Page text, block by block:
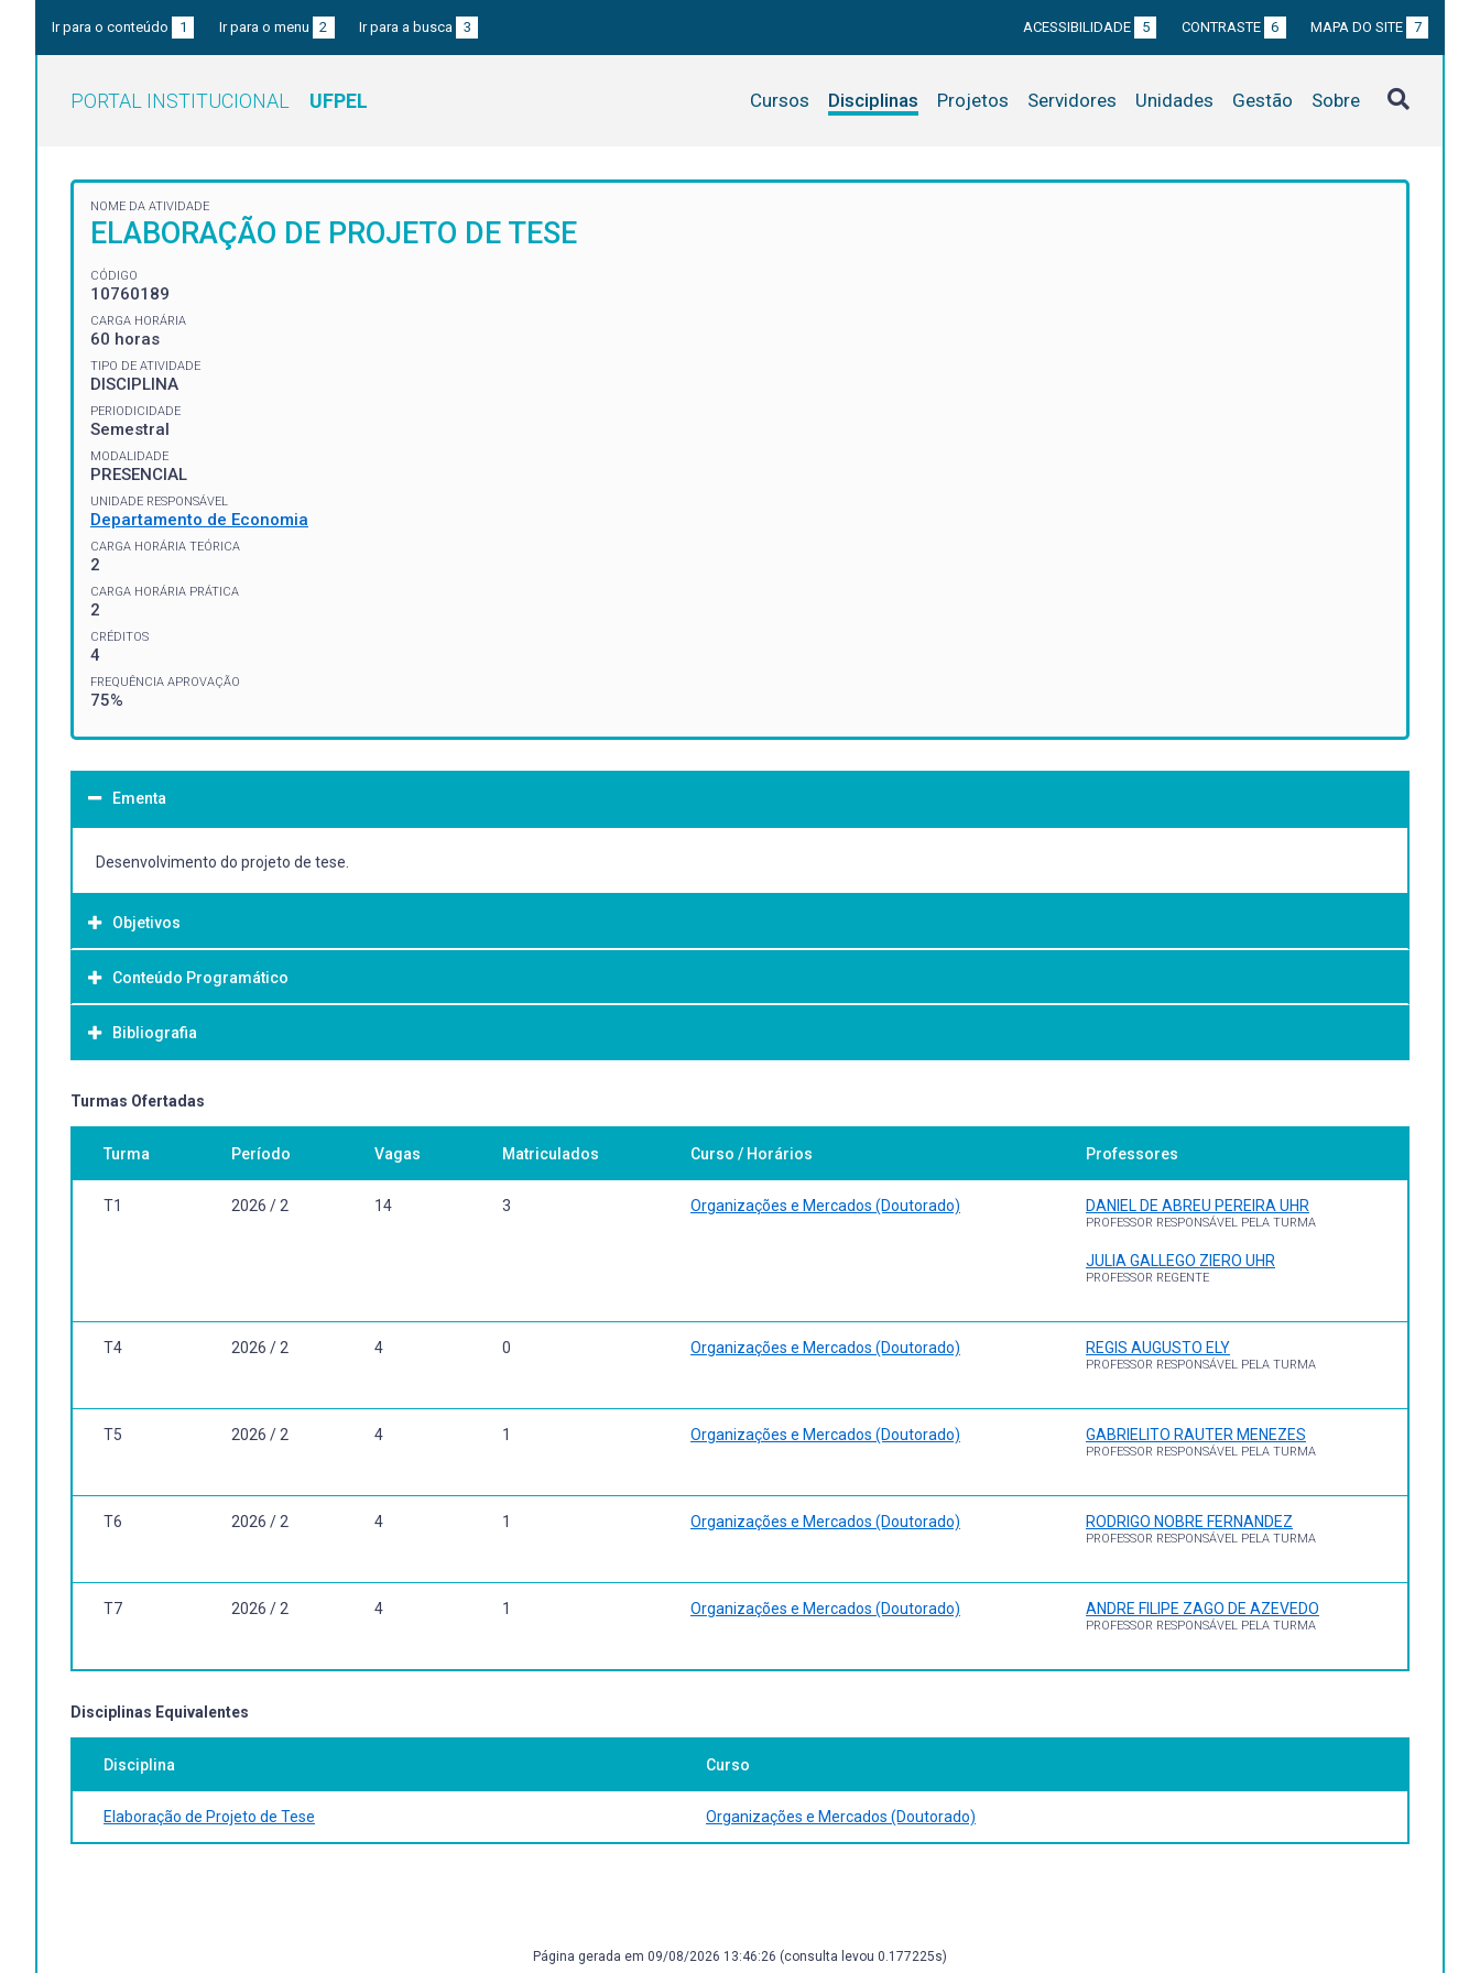
Ir para o conteúdo 1 Ir para o menu 2 Ir para a busca 3 ACESSIBILIDADE 5 CONTRASTE 6 MAPA DO SITE 7
PORTAL INSTITUCIONAL UFPEL Cursos Disciplinas Projetos Servidores Unidades Gestão Sobre
NOME DA ATIVIDADE
ELABORAÇÃO DE PROJETO DE TESE
CÓDIGO
10760189
CARGA HORÁRIA
60 horas
TIPO DE ATIVIDADE
DISCIPLINA
PERIODICIDADE
Semestral
MODALIDADE
PRESENCIAL
UNIDADE RESPONSÁVEL
Departamento de Economia
CARGA HORÁRIA TEÓRICA
2
CARGA HORÁRIA PRÁTICA
2
CRÉDITOS
4
FREQUÊNCIA APROVAÇÃO
75%
Ementa
Desenvolvimento do projeto de tese.
Objetivos
Objetivo Geral:
O objetivo da disciplina é o desenvolvimento do projeto de tese com o objetivo de sua qualificação para defesa em banca avaliadora.
Conteúdo Programático
Bibliografia
Bibliografia Básica:
A ser definida conjuntamente com o orientador.
Bibliografia Complementar:
A ser definida conjuntamente com o orientador.
Turmas Ofertadas
Turma Período Vagas Matriculados Curso / Horários Professores
T1 2026 / 2 14 3 Organizações e Mercados (Doutorado) DANIEL DE ABREU PEREIRA UHR
PROFESSOR RESPONSÁVEL PELA TURMA
JULIA GALLEGO ZIERO UHR
PROFESSOR REGENTE
T4 2026 / 2 4 0 Organizações e Mercados (Doutorado) REGIS AUGUSTO ELY
PROFESSOR RESPONSÁVEL PELA TURMA
T5 2026 / 2 4 1 Organizações e Mercados (Doutorado) GABRIELITO RAUTER MENEZES
PROFESSOR RESPONSÁVEL PELA TURMA
T6 2026 / 2 4 1 Organizações e Mercados (Doutorado) RODRIGO NOBRE FERNANDEZ
PROFESSOR RESPONSÁVEL PELA TURMA
T7 2026 / 2 4 1 Organizações e Mercados (Doutorado) ANDRE FILIPE ZAGO DE AZEVEDO
PROFESSOR RESPONSÁVEL PELA TURMA
Disciplinas Equivalentes
Disciplina Curso
Elaboração de Projeto de Tese Organizações e Mercados (Doutorado)
Página gerada em 09/08/2026 13:46:26 (consulta levou 0.177225s)